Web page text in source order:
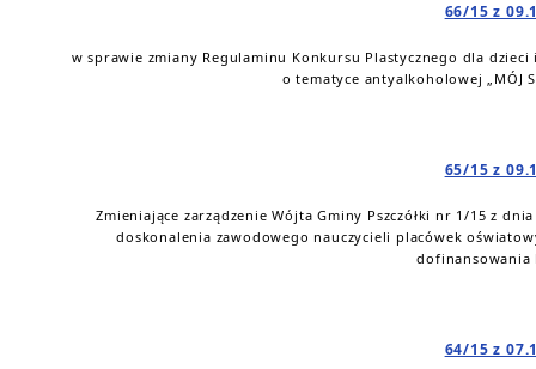
66/15 z
w sprawie zmiany Regulaminu Konkursu Plastycznego dla
o tematyce antyalkoholowej „MÓJ
65/15 z
Zmieniające zarządzenie Wójta Gminy Pszczółki nr 1/15 z
doskonalenia zawodowego nauczycieli placówek
dofinansowania
64/15 z